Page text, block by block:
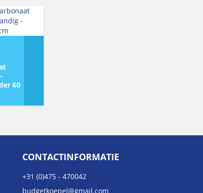
60
CONTACTINFORMATIE
+31 (0)475 - 470042
budgetkoepel@gmail.com